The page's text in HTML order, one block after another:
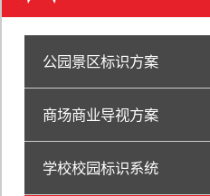
公园景区标识方案
商场商业导视方案
学校校园标识系统